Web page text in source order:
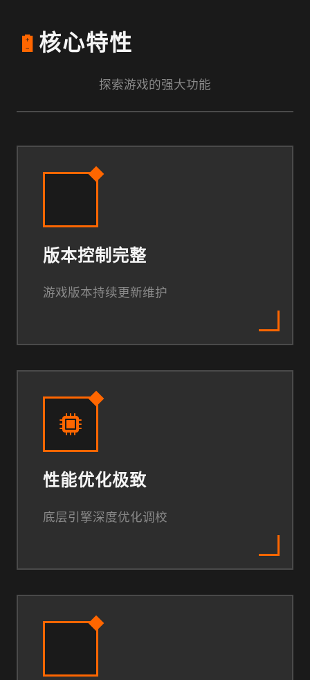
🔋 核心特性
探索游戏的强大功能
版本控制完整
游戏版本持续更新维护
性能优化极致
底层引擎深度优化调校